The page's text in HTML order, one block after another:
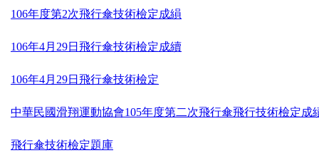
106年度第2次飛行傘技術檢定成縜
106年4月29日飛行傘技術檢定成續
106年4月29日飛行傘技術檢定
中華民國滑翔運動協會105年度第二次飛行傘飛行技術檢定成
飛行傘技術檢定題庫